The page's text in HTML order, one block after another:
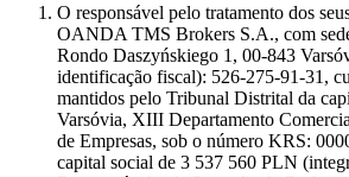
O responsável pelo tratamento dos
OANDA TMS Brokers S.A., com
Rondo Daszyńskiego 1, 00-843
identificação fiscal): 526-275-91-31,
mantidos pelo Tribunal Distrital da
Varsóvia, XIII Departamento
de Empresas, sob o número KRS:
capital social de 3 537 560 PLN